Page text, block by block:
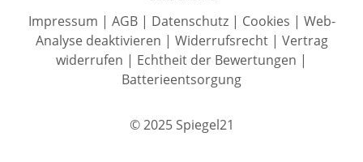
Impressum | AGB| Datenschutz| Cookies | Web-
Analyse deaktivieren | Widerrufsrecht| Vertrag
widerrufen | Echtheit der Bewertungen |
Batterieentsorgung
© 2025 Spiegel21